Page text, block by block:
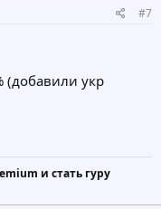
#7
(добавили укр
и стать гуру